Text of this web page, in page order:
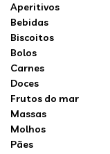
Aperitivos
Bebidas
Biscoitos
Bolos
Carnes
Doces
Frutos do mar
Massas
Molhos
Pães